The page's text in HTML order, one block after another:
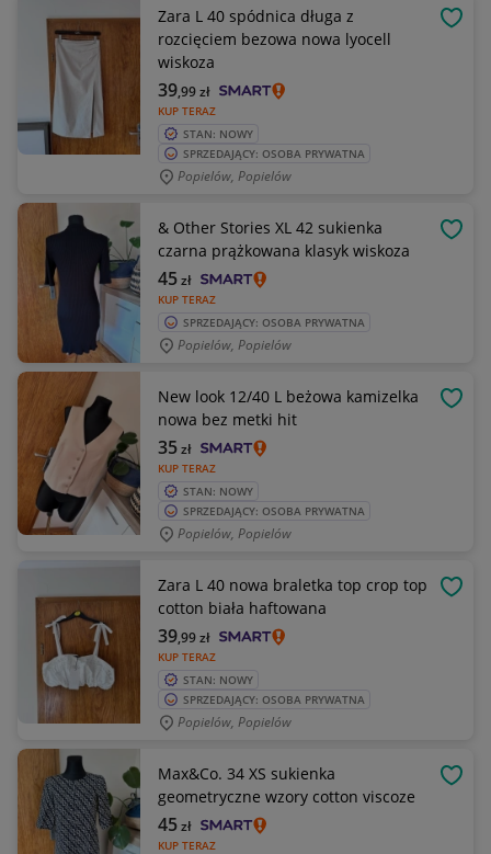
Zara L 40 spódnica długa z
rozcięciem bezowa nowa lyocell
wiskoza
KUP TERAZ
39,99zł
STAN: NOWY
SPRZEDAJĄCY: OSOBA PRYWATNA
Popielów, Popielów
& Other Stories XL 42 sukienka
czarna prążkowana klasyk wiskoza
KUP TERAZ
45zł
SPRZEDAJĄCY: OSOBA PRYWATNA
Popielów, Popielów
New look 12/40 L beżowa kamizelka
nowa bez metki hit
KUP TERAZ
35zł
STAN: NOWY
SPRZEDAJĄCY: OSOBA PRYWATNA
Popielów, Popielów
Zara L 40 nowa braletka top crop top
cotton biała haftowana
KUP TERAZ
39,99zł
STAN: NOWY
SPRZEDAJĄCY: OSOBA PRYWATNA
Popielów, Popielów
Max&Co. 34 XS sukienka
geometryczne wzory cotton viscoze
KUP TERAZ
45zł